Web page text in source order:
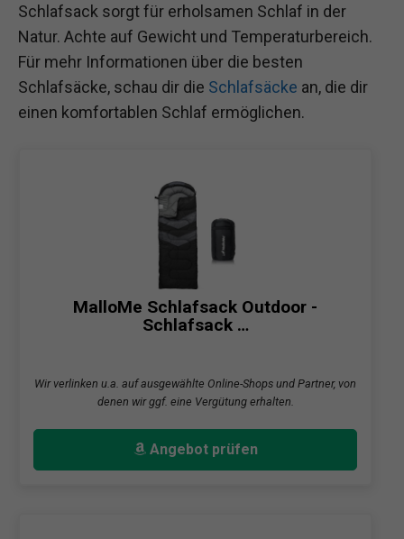
Schlafsack sorgt für erholsamen Schlaf in der
Natur. Achte auf Gewicht und Temperaturbereich.
Für mehr Informationen über die besten
Schlafsäcke, schau dir die Schlafsäcke an, die dir
einen komfortablen Schlaf ermöglichen.
MalloMe Schlafsack Outdoor -
Schlafsack …
Wir verlinken u.a. auf ausgewählte Online-Shops und Partner, von
denen wir ggf. eine Vergütung erhalten.
Angebot prüfen